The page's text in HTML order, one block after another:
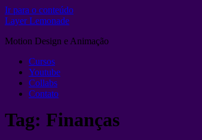
Ir para o conteúdo
Layer Lemonade
Motion Design e Animação
Cursos
Youtube
Collabs
Contato
Tag: Finanças